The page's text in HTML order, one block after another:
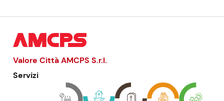
Valore Città AMCPSS.r.l.
Servizi